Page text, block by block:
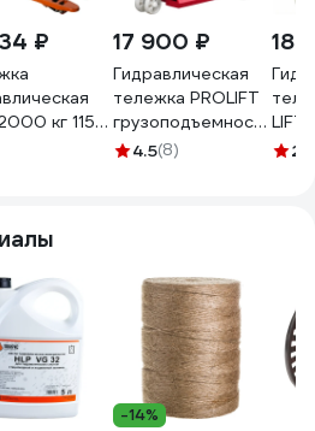
₽
кг 1150
17 900 ₽
Гидравлическая
тележка PROLIFT
грузоподъемность
2500 кг, колеса
4.5(8)
18
LIFT
г/п 2
2
-14%